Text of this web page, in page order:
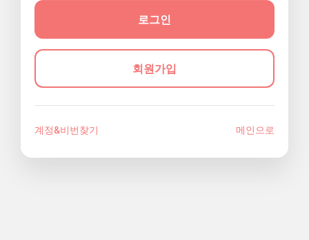
회원가입
계정&비번찾기 메인으로